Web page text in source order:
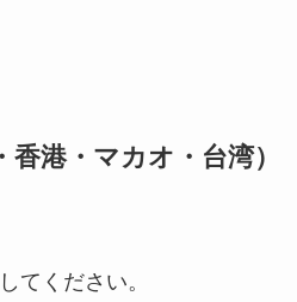
港・マカオ・台湾）
てください。